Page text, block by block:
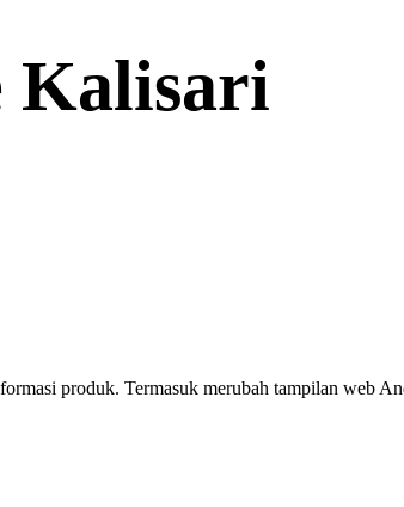
Kalisari
produk. Termasuk merubah tampilan web